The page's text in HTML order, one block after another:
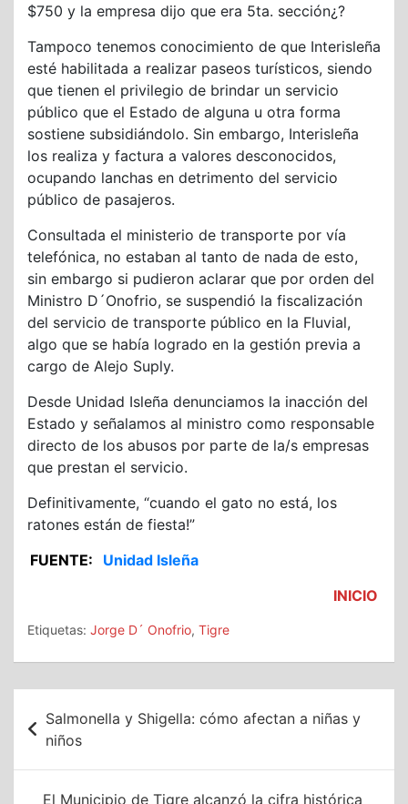
$750 y la empresa dijo que era 5ta. sección¿?
Tampoco tenemos conocimiento de que Interisleña
esté habilitada a realizar paseos turísticos, siendo
que tienen el privilegio de brindar un servicio
público que el Estado de alguna u otra forma
sostiene subsidiándolo. Sin embargo, Interisleña
los realiza y factura a valores desconocidos,
ocupando lanchas en detrimento del servicio
público de pasajeros.
Consultada el ministerio de transporte por vía
telefónica, no estaban al tanto de nada de esto,
sin embargo si pudieron aclarar que por orden del
Ministro D´Onofrio, se suspendió la fiscalización
del servicio de transporte público en la Fluvial,
algo que se había logrado en la gestión previa a
cargo de Alejo Suply.
Desde Unidad Isleña denunciamos la inacción del
Estado y señalamos al ministro como responsable
directo de los abusos por parte de la/s empresas
que prestan el servicio.
Definitivamente, “cuando el gato no está, los
ratones están de fiesta!”
FUENTE:
Unidad Isleña
INICIO
Etiquetas: Jorge D´ Onofrio, Tigre
Navegación
de
entradas
Salmonella y Shigella: cómo afectan a niñas y
niños
El Municipio de Tigre alcanzó la cifra histórica